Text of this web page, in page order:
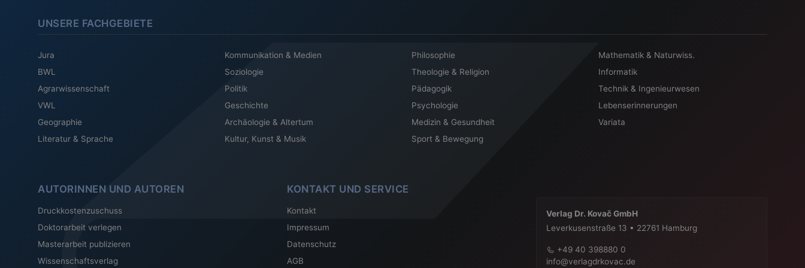
UNSERE FACHGEBIETE
Jura
BWL
Agrarwissenschaft
VWL
Geographie
Literatur & Sprache
Kommunikation & Medien
Soziologie
Politik
Geschichte
Archäologie & Altertum
Kultur, Kunst & Musik
Philosophie
Theologie & Religion
Pädagogik
Psychologie
Medizin & Gesundheit
Sport & Bewegung
Mathematik & Naturwiss.
Informatik
Technik & Ingenieurwesen
Lebenserinnerungen
Variata
AUTORINNEN UND AUTOREN
Druckkostenzuschuss
Doktorarbeit verlegen
Masterarbeit publizieren
Wissenschaftsverlag
KONTAKT UND SERVICE
Kontakt
Impressum
Datenschutz
AGB
Verlag Dr. Kovač GmbH
Leverkusenstraße 13 • 22761 Hamburg
+49 40 398880 0
info@verlagdrkovac.de